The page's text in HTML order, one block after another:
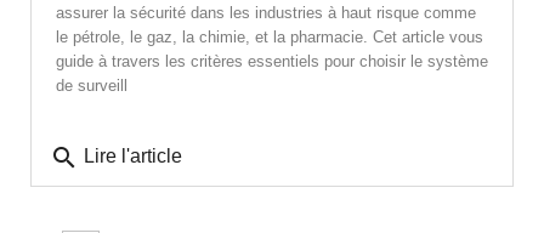
assurer la sécurité dans les industries à haut risque comme
le pétrole, le gaz, la chimie, et la pharmacie. Cet article vous
guide à travers les critères essentiels pour choisir le système
de surveill
search Lire l'article